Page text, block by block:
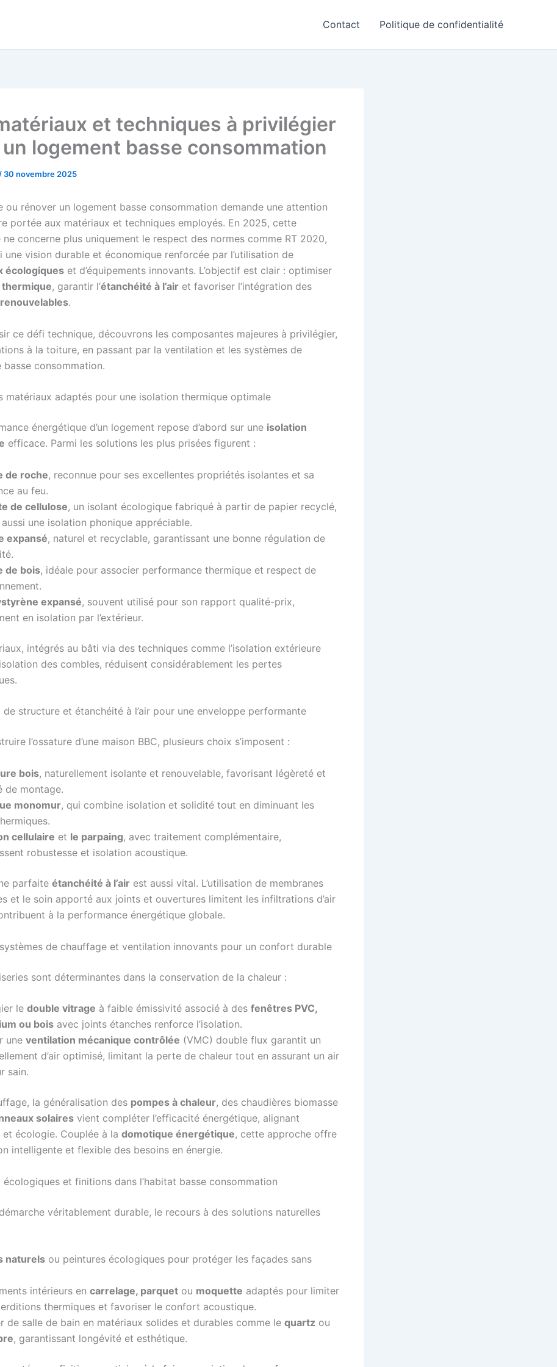
Contact Politique de confidentialité
et techniques à privilégier
logement basse consommation
/ 30 novembre 2025
ou rénover un logement basse consommation demande une attention
portée aux matériaux et techniques employés. En 2025, cette
ne concerne plus uniquement le respect des normes comme RT 2020,
une vision durable et économique renforcée par l’utilisation de
écologiques et d’équipements innovants. L’objectif est clair : optimiser
, garantir l’étanchéité à l’air et favoriser l’intégration des
.
ce défi technique, découvrons les composantes majeures à privilégier,
à la toiture, en passant par la ventilation et les systèmes de
basse consommation.
matériaux adaptés pour une isolation thermique optimale
énergétique d’un logement repose d’abord sur une isolation
efficace. Parmi les solutions les plus prisées figurent :
de roche, reconnue pour ses excellentes propriétés isolantes et sa
au feu.
de cellulose, un isolant écologique fabriqué à partir de papier recyclé,
une isolation phonique appréciable.
expansé, naturel et recyclable, garantissant une bonne régulation de
de bois, idéale pour associer performance thermique et respect de
expansé, souvent utilisé pour son rapport qualité-prix,
en isolation par l’extérieur.
intégrés au bâti via des techniques comme l’isolation extérieure
des combles, réduisent considérablement les pertes
de structure et étanchéité à l’air pour une enveloppe performante
l’ossature d’une maison BBC, plusieurs choix s’imposent :
bois, naturellement isolante et renouvelable, favorisant légèreté et
de montage.
monomur, qui combine isolation et solidité tout en diminuant les
cellulaire et le parpaing, avec traitement complémentaire,
robustesse et isolation acoustique.
parfaite étanchéité à l’air est aussi vital. L’utilisation de membranes
et le soin apporté aux joints et ouvertures limitent les infiltrations d’air
à la performance énergétique globale.
de chauffage et ventilation innovants pour un confort durable
sont déterminantes dans la conservation de la chaleur :
le double vitrage à faible émissivité associé à des fenêtres PVC,
ou bois avec joints étanches renforce l’isolation.
une ventilation mécanique contrôlée (VMC) double flux garantit un
d’air optimisé, limitant la perte de chaleur tout en assurant un air
sain.
la généralisation des pompes à chaleur, des chaudières biomasse
solaires vient compléter l’efficacité énergétique, alignant
et écologie. Couplée à la domotique énergétique, cette approche offre
intelligente et flexible des besoins en énergie.
écologiques et finitions dans l’habitat basse consommation
véritablement durable, le recours à des solutions naturelles
naturels ou peintures écologiques pour protéger les façades sans
intérieurs en carrelage, parquet ou moquette adaptés pour limiter
thermiques et favoriser le confort acoustique.
de salle de bain en matériaux solides et durables comme le quartz ou
, garantissant longévité et esthétique.